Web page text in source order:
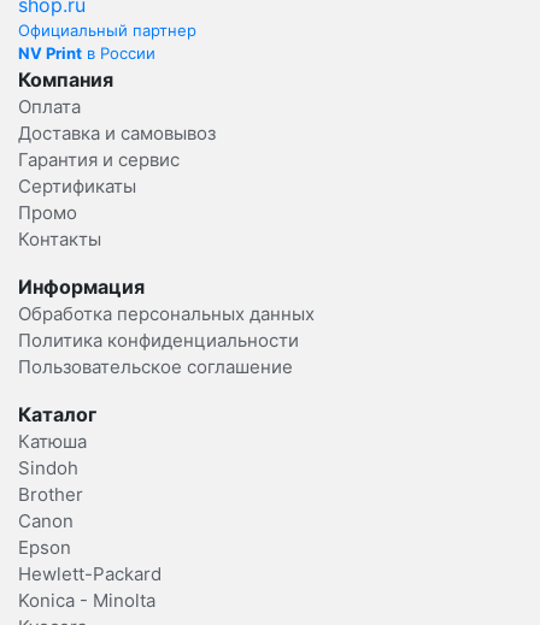
Официальный партнер
NV Print в России
Компания
Оплата
Доставка и самовывоз
Гарантия и сервис
Сертификаты
Промо
Контакты
Информация
Обработка персональных данных
Политика конфиденциальности
Пользовательское соглашение
Каталог
Катюша
Sindoh
Brother
Canon
Epson
Hewlett-Packard
Konica - Minolta